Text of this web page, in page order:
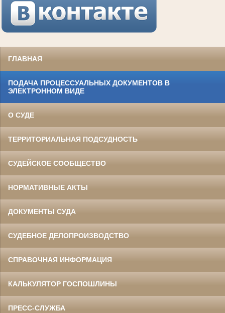
ГЛАВНАЯ
ПОДАЧА ПРОЦЕССУАЛЬНЫХ ДОКУМЕНТОВ В
ЭЛЕКТРОННОМ ВИДЕ
О СУДЕ
ТЕРРИТОРИАЛЬНАЯ ПОДСУДНОСТЬ
СУДЕЙСКОЕ СООБЩЕСТВО
НОРМАТИВНЫЕ АКТЫ
ДОКУМЕНТЫ СУДА
СУДЕБНОЕ ДЕЛОПРОИЗВОДСТВО
СПРАВОЧНАЯ ИНФОРМАЦИЯ
КАЛЬКУЛЯТОР ГОСПОШЛИНЫ
ПРЕСС-СЛУЖБА